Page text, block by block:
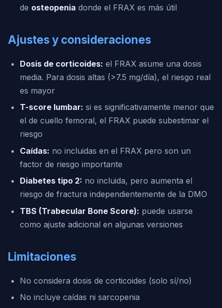
de osteopenia donde el FRAX es más útil
Ajustes y consideraciones
Dosis de corticoides: el FRAX asume una dosis
media. Para dosis altas (>7.5 mg/día), el riesgo real
es mayor
T-score lumbar: si es significativamente menor que
el de cuello femoral, el FRAX puede subestimar el
riesgo
Caídas: no incluidas en el FRAX pero son un
factor de riesgo importante
Diabetes tipo 2: no incluida, pero aumenta el
riesgo de fractura independientemente de la DMO
TBS (Trabecular Bone Score): puede usarse
como ajuste adicional en algunas versiones
Limitaciones
No considera dosis de corticoides (solo sí/no)
No incluye caídas ni sarcopenia